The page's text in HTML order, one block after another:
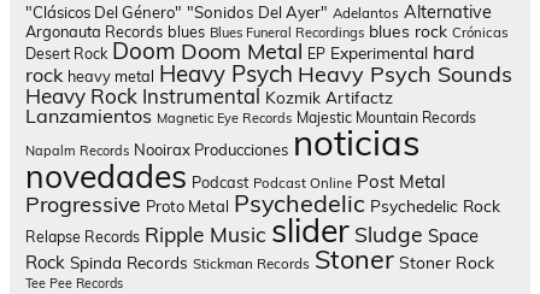
"Clásicos Del Género" "Sonidos Del Ayer" Adelantos Alternative
Argonauta Records blues Blues Funeral Recordings blues rock Crónicas
Desert Rock Doom Doom Metal EP Experimental hard
rock heavy metal Heavy Psych Heavy Psych Sounds
Heavy Rock Instrumental Kozmik Artifactz
Lanzamientos Magnetic Eye Records Majestic Mountain Records
Napalm Records Nooirax Producciones noticias
novedades Podcast Podcast Online Post Metal
Progressive Proto Metal Psychedelic Psychedelic Rock
Relapse Records Ripple Music slider Sludge Space
Rock Spinda Records Stickman Records Stoner Stoner Rock
Tee Pee Records